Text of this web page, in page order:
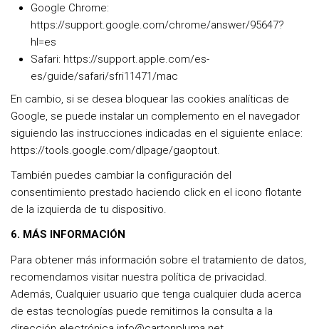
Google Chrome:
https://support.google.com/chrome/answer/95647?
hl=es
Safari: https://support.apple.com/es-
es/guide/safari/sfri11471/mac
En cambio, si se desea bloquear las cookies analíticas de
Google, se puede instalar un complemento en el navegador
siguiendo las instrucciones indicadas en el siguiente enlace:
https://tools.google.com/dlpage/gaoptout.
También puedes cambiar la configuración del
consentimiento prestado haciendo click en el icono flotante
de la izquierda de tu dispositivo.
6. MÁS INFORMACIÓN
Para obtener más información sobre el tratamiento de datos,
recomendamos visitar nuestra política de privacidad
Además, Cualquier usuario que tenga cualquier duda acerca
de estas tecnologías puede remitirnos la consulta a la